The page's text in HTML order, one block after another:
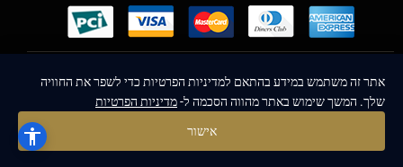
כל הזכויות שמורות – ICE Sneakers© 2026
אתר זה משתמש במידע בהתאם למדיניות הפרטיות כדי לשפר את החוויה
שלך. המשך שימוש באתר מהווה הסכמה ל-מדיניות הפרטיות
אישור